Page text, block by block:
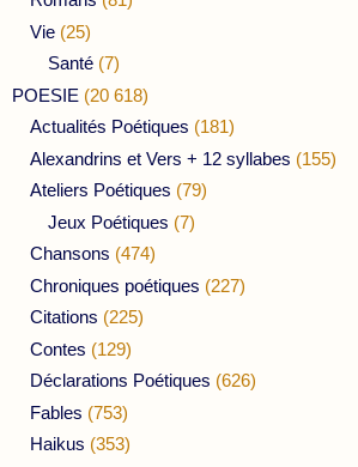
Vie (25)
Santé (7)
POESIE (20 618)
Actualités Poétiques (181)
Alexandrins et Vers + 12 syllabes (155)
Ateliers Poétiques (79)
Jeux Poétiques (7)
Chansons (474)
Chroniques poétiques (227)
Citations (225)
Contes (129)
Déclarations Poétiques (626)
Fables (753)
Haikus (353)